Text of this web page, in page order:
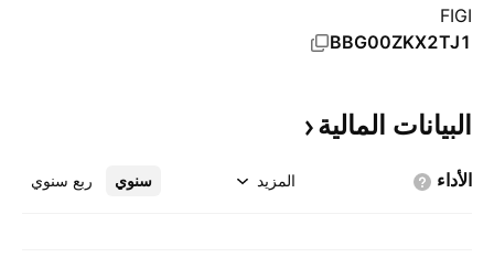
FIGI
BBG00ZKX2TJ1
البيانات المالية
الأداء سنوي ربع سنوي المزيد